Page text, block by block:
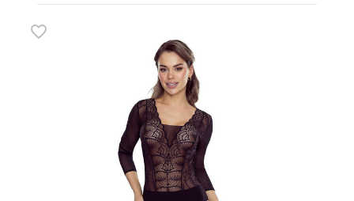
GIULIA
GOLDEN LADY
GONA
GORSENIA
GORTEKS
favorite_border